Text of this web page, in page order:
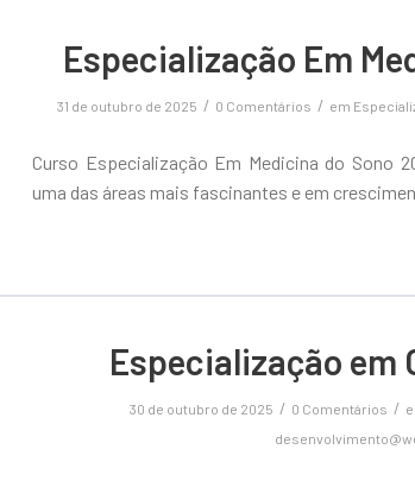
Especialização Em
31 de outubro de 2025 / 0 Comentários / em
Curso Especialização Em Medicina do Sono
uma das áreas mais fascinantes e em
Especialização em
30 de outubro de 2025 / 0 Comentários /